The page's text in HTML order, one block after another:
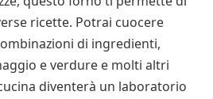
ricette. Potrai cuocere
di ingredienti,
e verdure e molti altri
diventerà un laboratorio